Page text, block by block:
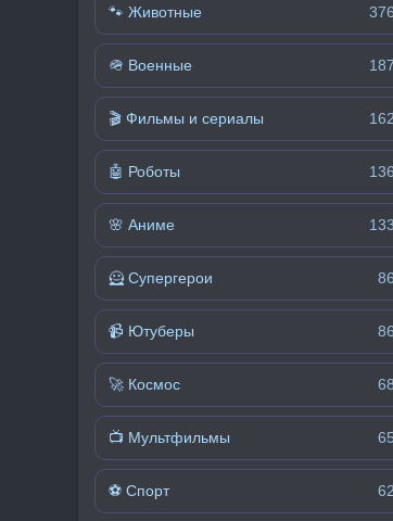
🐾 Животные 376
🪖 Военные 187
🎬 Фильмы и сериалы 162
🤖 Роботы 136
🌸 Аниме 133
🦸 Супергерои 86
📹 Ютуберы 86
🚀 Космос 68
📺 Мультфильмы 65
⚽ Спорт 62